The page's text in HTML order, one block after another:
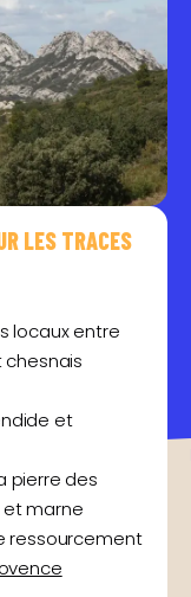
LES TRACES
locaux entre
et
pierre des
et marne
ressourcement